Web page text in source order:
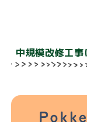
中規模改修工